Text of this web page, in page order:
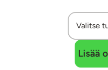
Lisää